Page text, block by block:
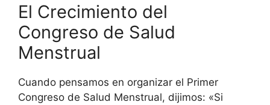
El Crecimiento del
Congreso de Salud
Menstrual
Cuando pensamos en organizar el Primer
Congreso de Salud Menstrual, dijimos: «Si